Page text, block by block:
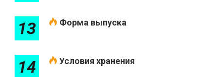
13 Форма выпуска
14 Условия хранения